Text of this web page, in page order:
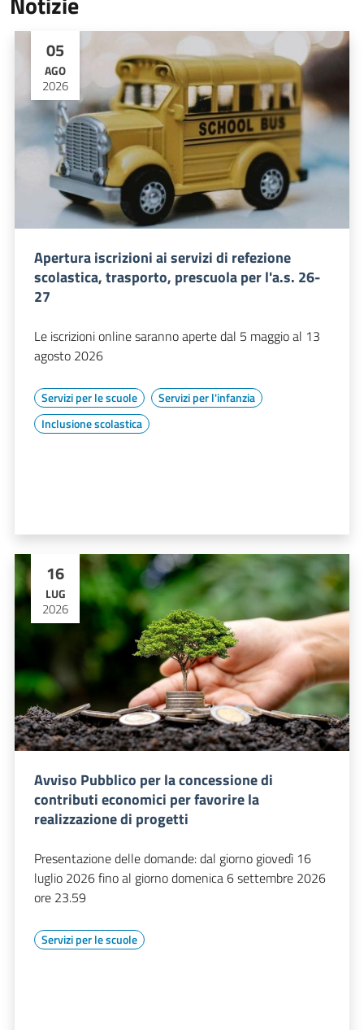
05
AGO
2026
Apertura iscrizioni ai servizi di refezione
scolastica, trasporto, prescuola per l'a.s. 26-
27
Le iscrizioni online saranno aperte dal 5 maggio al 13
agosto 2026
Servizi per le scuole
Servizi per l'infanzia
Inclusione scolastica
16
LUG
2026
Avviso Pubblico per la concessione di
contributi economici per favorire la
realizzazione di progetti
Presentazione delle domande: dal giorno giovedì 16
luglio 2026 fino al giorno domenica 6 settembre 2026
ore 23.59
Servizi per le scuole